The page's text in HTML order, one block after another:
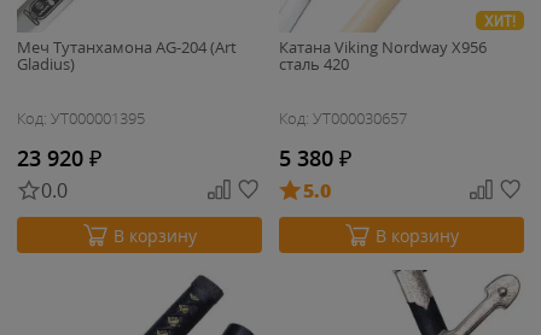
Меч Тутанхамона AG-204 (Art
Gladius)
Код: УТ000001395
23 920 ₽
0.0
В корзину
ХИТ!
Катана Viking Nordway X956
сталь 420
Код: УТ000030657
5 380 ₽
5.0
В корзину